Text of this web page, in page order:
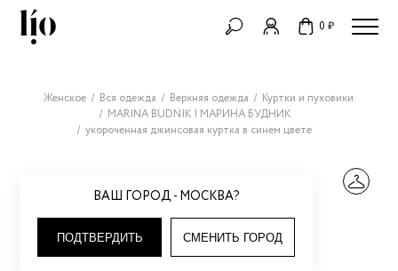
0 ₽
ВАШ ГОРОД - МОСКВА?
ПОДТВЕРДИТЬ СМЕНИТЬ ГОРОД
Женское Вся одежда Верхняя одежда
Куртки и пуховики
MARINA BUDNIK | МАРИНА БУДНИК
укороченная джинсовая куртка в синем цвете